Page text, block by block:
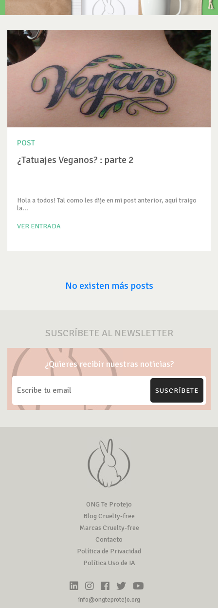
POST
¿Tatuajes Veganos? : parte 2
Hola a todos! Tal como les dije en mi post anterior, aquí traigo
la...
VER ENTRADA
No existen más posts
SUSCRÍBETE AL NEWSLETTER
¿Quieres recibir nuestras noticias?
SUSCRÍBETE
ONG Te Protejo
Blog Cruelty-free
Marcas Cruelty-free
Contacto
Política de Privacidad
Política Uso de IA
info@ongteprotejo.org